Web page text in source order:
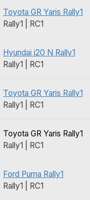
Toyota GR Yaris Rally1
Rally1 | RC1
Hyundai i20 N Rally1
Rally1 | RC1
Toyota GR Yaris Rally1
Rally1 | RC1
Toyota GR Yaris Rally1
Rally1 | RC1
Ford Puma Rally1
Rally1 | RC1